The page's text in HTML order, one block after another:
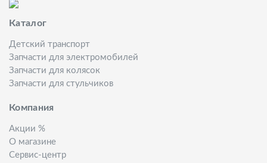
Каталог
Детский транспорт
Запчасти для электромобилей
Запчасти для колясок
Запчасти для стульчиков
Компания
Акции %
О магазине
Сервис-центр